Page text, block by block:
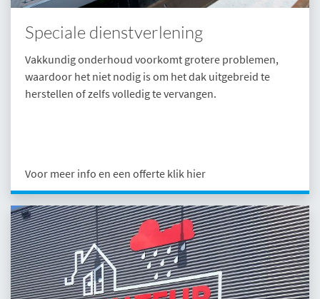
Speciale dienstverlening
Vakkundig onderhoud voorkomt grotere problemen,
waardoor het niet nodig is om het dak uitgebreid te
herstellen of zelfs volledig te vervangen.
Voor meer info en een offerte klik hier